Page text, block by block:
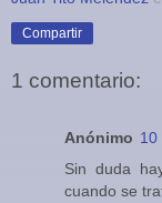
Compartir
1 comentario:
Anónimo 10
Sin duda
cuando se